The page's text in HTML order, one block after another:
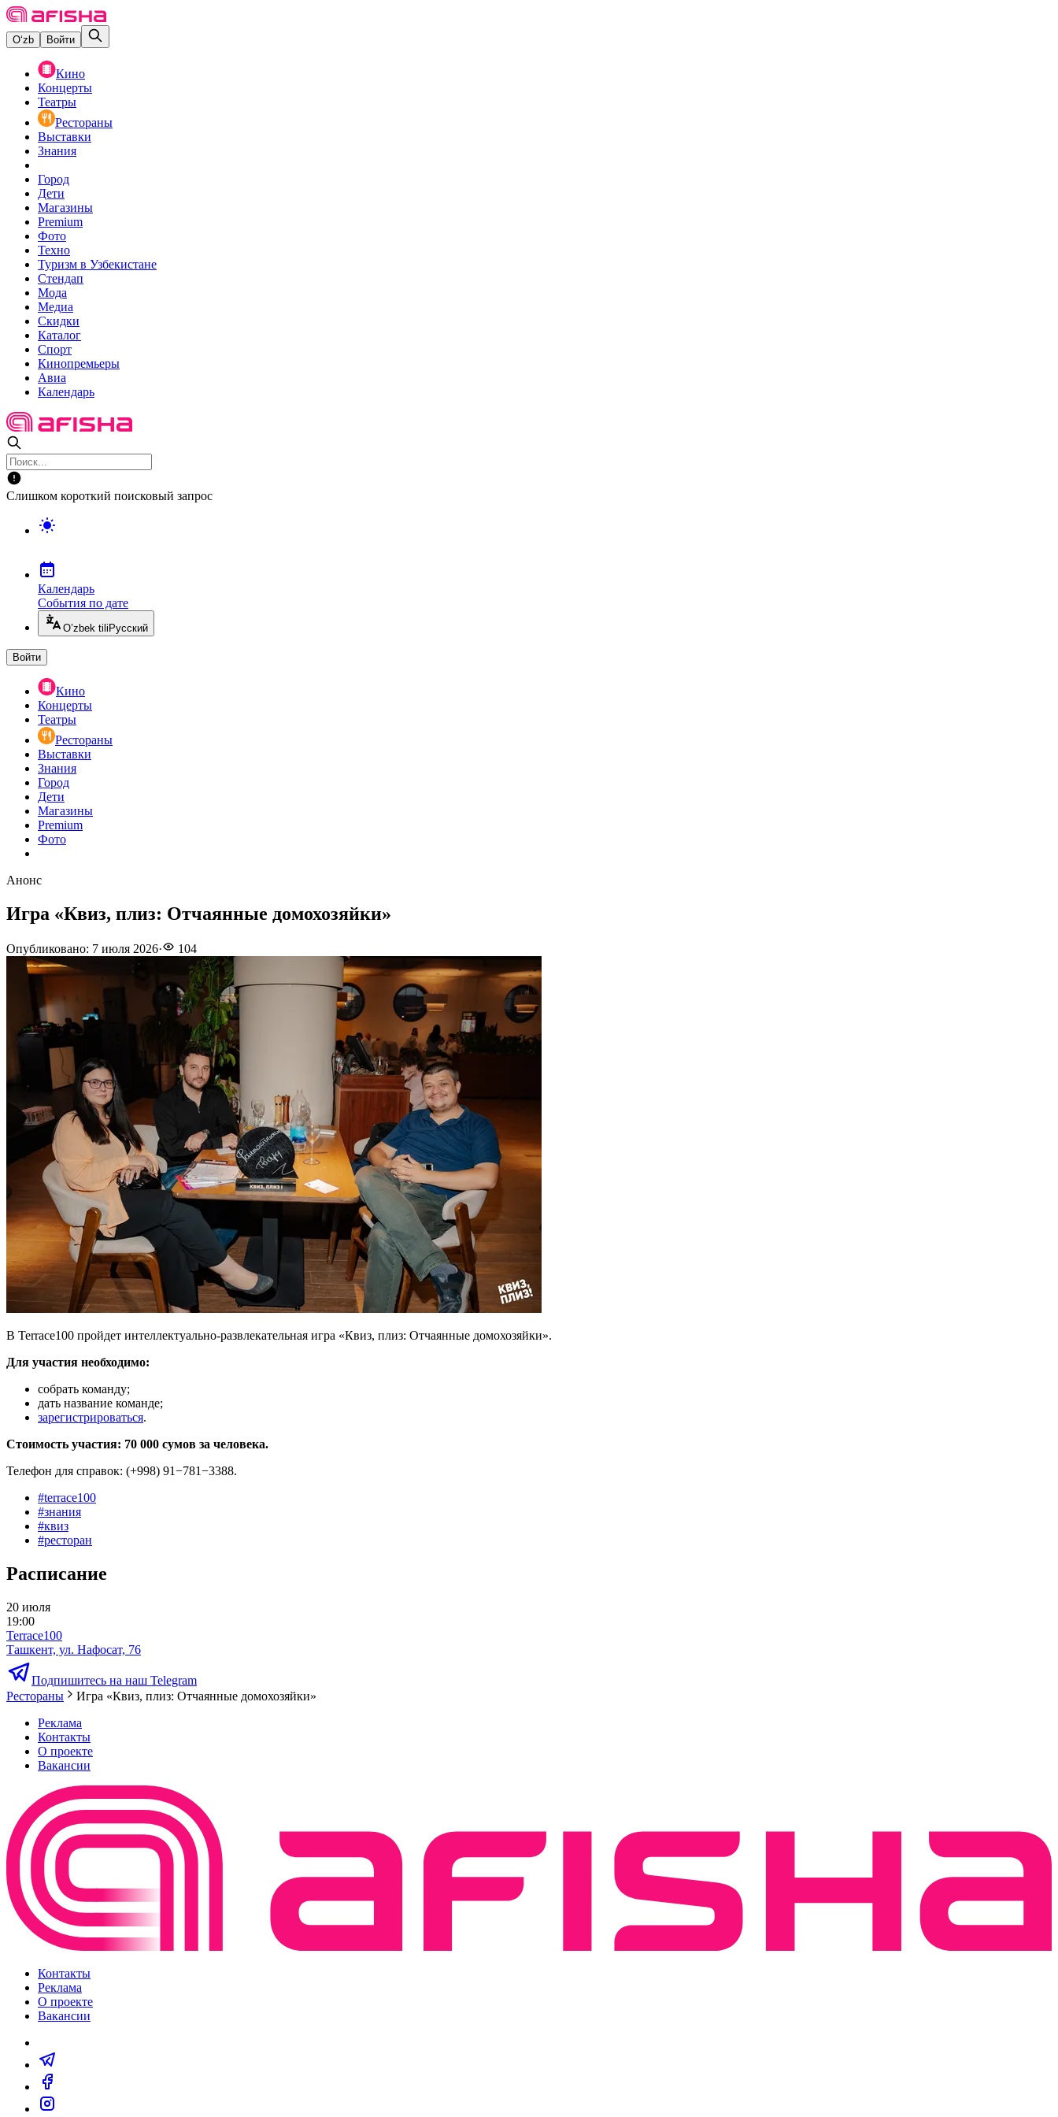
O‘zb Войти
Кино
Концерты
Театры
Рестораны
Выставки
Знания
Город
Дети
Магазины
Premium
Фото
Техно
Туризм в Узбекистане
Стендап
Мода
Медиа
Скидки
Каталог
Спорт
Кинопремьеры
Авиа
Календарь
Слишком короткий поисковый запрос
Календарь
События по дате
O’zbek tili Русский
Войти
Кино
Концерты
Театры
Рестораны
Выставки
Знания
Город
Дети
Магазины
Premium
Фото
Анонс
Игра «Квиз, плиз: Отчаянные домохозяйки»
Опубликовано: 7 июля 2026· 104
В Terrace100 пройдет интеллектуально-развлекательная игра «Квиз, плиз: Отчаянные домохозяйки».
Для участия необходимо:
собрать команду;
дать название команде;
зарегистрироваться.
Стоимость участия: 70 000 сумов за человека.
Телефон для справок: (+998) 91−781−3388.
#terrace100
#знания
#квиз
#ресторан
Расписание
20 июля
19:00
Terrace100
Ташкент, ул. Нафосат, 76
Подпишитесь на наш Telegram
Рестораны
Игра «Квиз, плиз: Отчаянные домохозяйки»
Реклама
Контакты
О проекте
Вакансии
Контакты
Реклама
О проекте
Вакансии